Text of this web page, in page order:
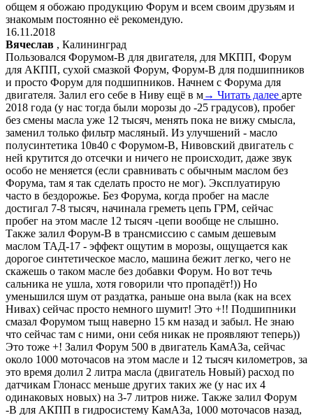
общем я обожаю продукцию Форум и всем своим друзьям и
знакомым постоянно её рекомендую.
16.11.2018
Вячеслав , Калининград
Пользовался Форумом-В для двигателя, для МКПП, Форум
для АКПП, сухой смазкой Форум, Форум-В для подшипников
и просто Форум для подшипников. Начнем с Форума для
двигателя. Залил его себе в Ниву ещё в м→ Читать далее арте
2018 года (у нас тогда были морозы до -25 градусов), пробег
без смены масла уже 12 тысяч, менять пока не вижу смысла,
заменил только фильтр масляный. Из улучшений - масло
полусинтетика 10в40 с Форумом-В, Нивовский двигатель с
ней крутится до отсечки и ничего не происходит, даже звук
особо не меняется (если сравнивать с обычным маслом без
Форума, там я так сделать просто не мог). Эксплуатирую
часто в бездорожье. Без Форума, когда пробег на масле
достигал 7-8 тысяч, начинала греметь цепь ГРМ, сейчас
пробег на этом масле 12 тысяч -цепи вообще не слышно.
Также залил Форум-В в трансмиссию с самым дешевым
маслом ТАД-17 - эффект ощутим в морозы, ощущается как
дорогое синтетическое масло, машина бежит легко, чего не
скажешь о таком масле без добавки Форум. Но вот течь
сальника не ушла, хотя говорили что пропадёт!)) Но
уменьшился шум от раздатка, раньше она выла (как на всех
Нивах) сейчас просто немного шумит! Это +!! Подшипники
смазал Форумом тыщ наверно 15 км назад и забыл. Не знаю
что сейчас там с ними, они себя никак не проявляют теперь))
Это тоже +! Залил Форум 500 в двигатель КамАЗа, сейчас
около 1000 моточасов на этом масле и 12 тысяч километров, за
это время долил 2 литра масла (двигатель Новый) расход по
датчикам Глонасс меньше других таких же (у нас их 4
одинаковых новых) на 3-7 литров ниже. Также залил Форум
-В для АКПП в гидросистему КамАЗа, 1000 моточасов назад,